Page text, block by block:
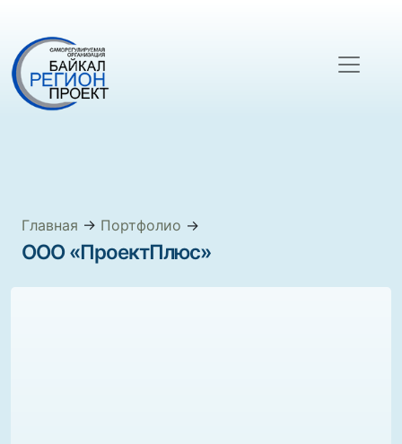
Главная → Портфолио →
ООО «ПроектПлюс»